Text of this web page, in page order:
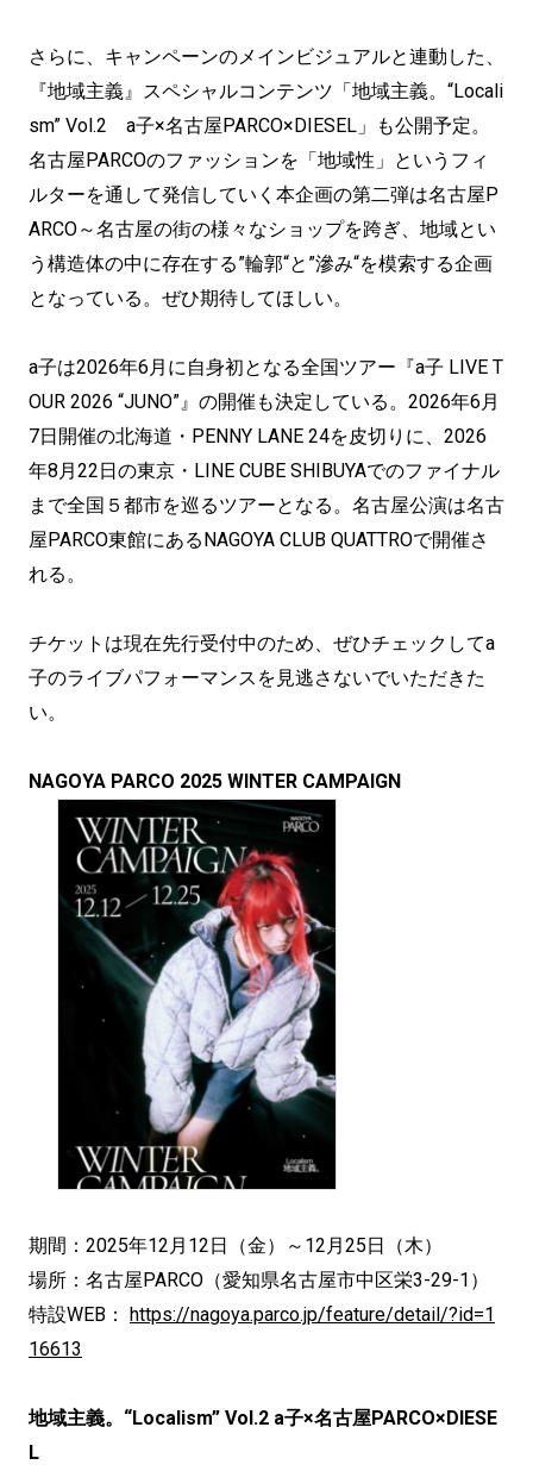
さらに、キャンペーンのメインビジュアルと連動した、
『地域主義』スペシャルコンテンツ「地域主義。“Locali
sm” Vol.2 a子×名古屋PARCO×DIESEL」も公開予定。
名古屋PARCOのファッションを「地域性」というフィ
ルターを通して発信していく本企画の第二弾は名古屋P
ARCO～名古屋の街の様々なショップを跨ぎ、地域とい
う構造体の中に存在する”輪郭“と”滲み“を模索する企画
となっている。ぜひ期待してほしい。
a子は2026年6月に自身初となる全国ツアー『a子 LIVE T
OUR 2026 “JUNO”』の開催も決定している。2026年6月
7日開催の北海道・PENNY LANE 24を皮切りに、2026
年8月22日の東京・LINE CUBE SHIBUYAでのファイナル
まで全国５都市を巡るツアーとなる。名古屋公演は名古
屋PARCO東館にあるNAGOYA CLUB QUATTROで開催さ
れる。
チケットは現在先行受付中のため、ぜひチェックしてa
子のライブパフォーマンスを見逃さないでいただきた
い。
NAGOYA PARCO 2025 WINTER CAMPAIGN
期間：2025年12月12日（金）～12月25日（木）
場所：名古屋PARCO（愛知県名古屋市中区栄3-29-1）
特設WEB：
https://nagoya.parco.jp/feature/detail/?id=1
16613
地域主義。“Localism” Vol.2 a子×名古屋PARCO×DIESE
L